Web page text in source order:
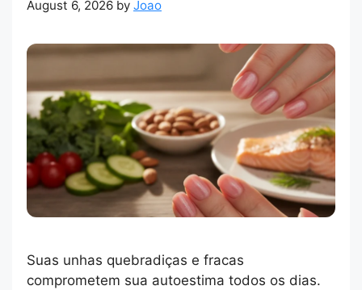
August 6, 2026 by Joao
Suas unhas quebradiças e fracas
comprometem sua autoestima todos os dias.